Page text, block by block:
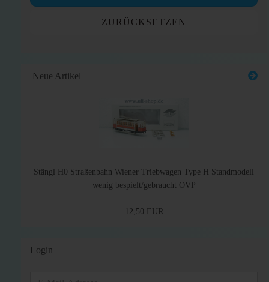
ZURÜCKSETZEN
Neue Artikel
Stängl H0 Straßenbahn Wiener Triebwagen Type H Standmodell
wenig bespielt/gebraucht OVP
12,50 EUR
Login